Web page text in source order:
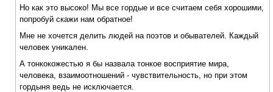
Но как это высоко! Мы все гордые и все считаем себя хорошими,
попробуй скажи нам обратное!
Мне не хочется делить людей на поэтов и обывателей. Каждый
человек уникален.
А тонкокожестью я бы назвала тонкое восприятие мира,
человека, взаимоотношений - чувствительность, но при этом
гордыня ведь не исключается.